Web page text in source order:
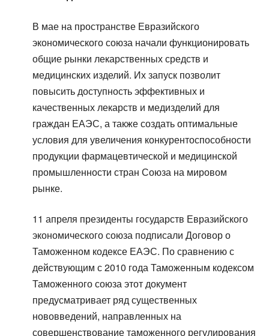
В мае на пространстве Евразийского
экономического союза начали функционировать
общие рынки лекарственных средств и
медицинских изделий. Их запуск позволит
повысить доступность эффективных и
качественных лекарств и медизделий для
граждан ЕАЭС, а также создать оптимальные
условия для увеличения конкурентоспособности
продукции фармацевтической и медицинской
промышленности стран Союза на мировом
рынке.
11 апреля президенты государств Евразийского
экономического союза подписали Договор о
Таможенном кодексе ЕАЭС. По сравнению с
действующим с 2010 года Таможенным кодексом
Таможенного союза этот документ
предусматривает ряд существенных
нововведений, направленных на
совершенствование таможенного регулирования